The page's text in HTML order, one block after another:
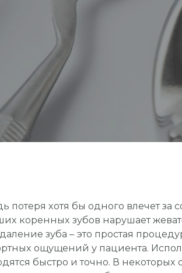
потеря хотя бы одного влечет
коренных зубов нарушает
зуба – это простая
ощущений у пациента.
быстро и точно. В